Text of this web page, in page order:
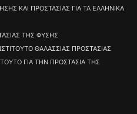
ΚΑΙ ΠΡΟΣΤΑΣΙΑΣ ΓΙΑ ΤΑ ΕΛΛΗΝΙΚΑ
ΤΗΣ ΦΥΣΗΣ
ΘΑΛΑΣΣΙΑΣ ΠΡΟΣΤΑΣΙΑΣ
ΓΙΑ ΤΗΝ ΠΡΟΣΤΑΣΙΑ ΤΗΣ